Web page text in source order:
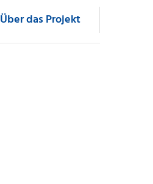
Über das Projekt